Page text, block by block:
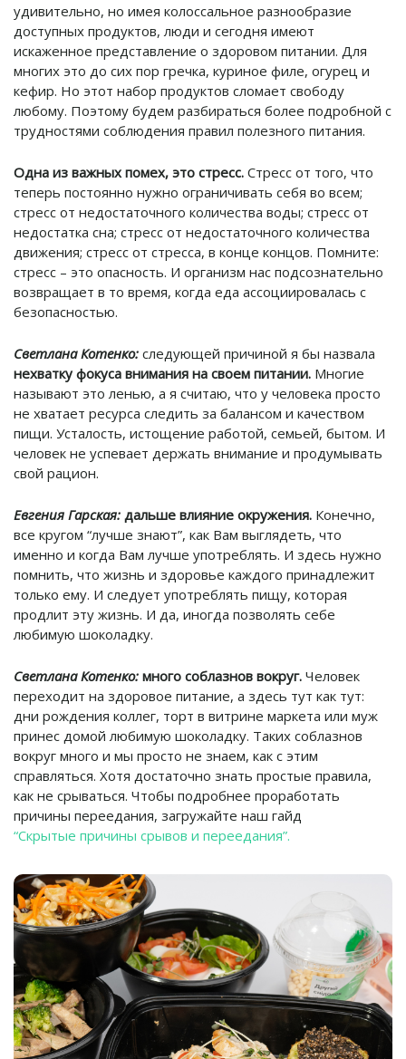
удивительно, но имея колоссальное разнообразие
доступных продуктов, люди и сегодня имеют
искаженное представление о здоровом питании. Для
многих это до сих пор гречка, куриное филе, огурец и
кефир. Но этот набор продуктов сломает свободу
любому. Поэтому будем разбираться более подробной с
трудностями соблюдения правил полезного питания.
Одна из важных помех, это стресс. Стресс от того, что
теперь постоянно нужно ограничивать себя во всем;
стресс от недостаточного количества воды; стресс от
недостатка сна; стресс от недостаточного количества
движения; стресс от стресса, в конце концов. Помните:
стресс – это опасность. И организм нас подсознательно
возвращает в то время, когда еда ассоциировалась с
безопасностью.
Светлана Котенко: следующей причиной я бы назвала
нехватку фокуса внимания на своем питании. Многие
называют это ленью, а я считаю, что у человека просто
не хватает ресурса следить за балансом и качеством
пищи. Усталость, истощение работой, семьей, бытом. И
человек не успевает держать внимание и продумывать
свой рацион.
Евгения Гарская: дальше влияние окружения. Конечно,
все кругом “лучше знают”, как Вам выглядеть, что
именно и когда Вам лучше употреблять. И здесь нужно
помнить, что жизнь и здоровье каждого принадлежит
только ему. И следует употреблять пищу, которая
продлит эту жизнь. И да, иногда позволять себе
любимую шоколадку.
Светлана Котенко: много соблазнов вокруг. Человек
переходит на здоровое питание, а здесь тут как тут:
дни рождения коллег, торт в витрине маркета или муж
принес домой любимую шоколадку. Таких соблазнов
вокруг много и мы просто не знаем, как с этим
справляться. Хотя достаточно знать простые правила,
как не срываться. Чтобы подробнее проработать
причины переедания, загружайте наш гайд
“Скрытые причины срывов и переедания”.